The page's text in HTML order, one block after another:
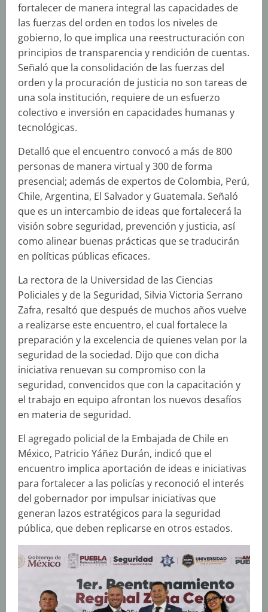
fortalecer de manera integral las capacidades de
las fuerzas del orden en todos los niveles de
gobierno, lo que implica una reestructuración con
principios de transparencia y rendición de cuentas.
Señaló que la consolidación de las fuerzas del
orden y la procuración de justicia no son tareas de
una sola institución, requiere de un esfuerzo
colectivo e inversión en capacidades humanas y
tecnológicas.
Detalló que el encuentro convocó a más de 800
personas de manera virtual y 300 de forma
presencial; además de expertos de Colombia, Perú,
Chile, Argentina, El Salvador y Guatemala. Señaló
que es un intercambio de ideas que fortalecerá la
visión sobre seguridad, prevención y justicia, así
como alinear buenas prácticas que se traducirán
en políticas públicas eficaces.
La rectora de la Universidad de las Ciencias
Policiales y de la Seguridad, Silvia Victoria Serrano
Zafra, resaltó que después de muchos años vuelve
a realizarse este encuentro, el cual fortalece la
preparación y la excelencia de quienes velan por la
seguridad de la sociedad. Dijo que con dicha
iniciativa renuevan su compromiso con la
seguridad, convencidos que con la capacitación y
el trabajo en equipo afrontan los nuevos desafíos
en materia de seguridad.
El agregado policial de la Embajada de Chile en
México, Patricio Yáñez Durán, indicó que el
encuentro implica aportación de ideas e iniciativas
para fortalecer a las policías y reconoció el interés
del gobernador por impulsar iniciativas que
generan lazos estratégicos para la seguridad
pública, que deben replicarse en otros estados.